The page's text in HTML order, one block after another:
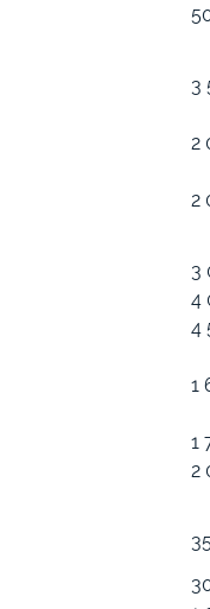
3
2
2
3
4
4
1
1
2